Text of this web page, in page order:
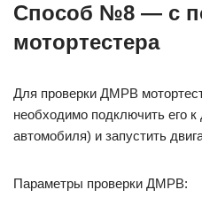
Способ №8 — с
мотортестера
Для проверки ДМРВ
необходимо подключить его к
автомобиля) и запустить
Параметры проверки ДМРВ: